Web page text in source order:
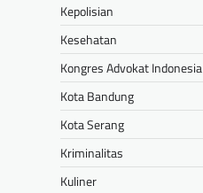
Kepolisian
Kesehatan
Kongres Advokat Indonesia
Kota Bandung
Kota Serang
Kriminalitas
Kuliner